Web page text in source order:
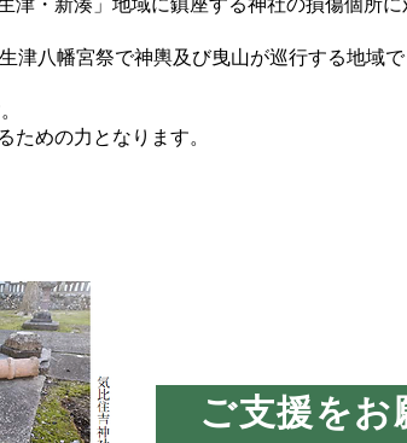
津・新湊」地域に鎮座する神社の損傷個所に
津八幡宮祭で神輿及び曳山が巡行する地域で
めの力となります。
ご支援を